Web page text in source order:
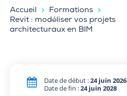
Accueil
Formations
Revit : modéliser vos projets
architecturaux en BIM
Date de début :24 juin 2026
Date de fin :24 juin 2028